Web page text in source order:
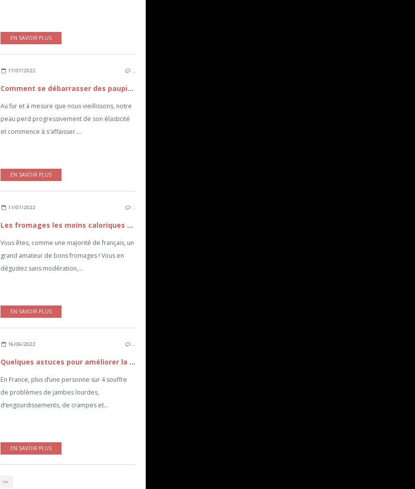
EN SAVOIR PLUS
17/07/2022 …
Comment se débarrasser des paupières tombantes ?
Au fur et à mesure que nous vieillissons, notre
peau perd progressivement de son élasticité
et commence à s'affaisser....
EN SAVOIR PLUS
11/07/2022 …
Les fromages les moins caloriques pour des repas healthy
Vous êtes, comme une majorité de français, un
grand amateur de bons fromages ! Vous en
dégustez sans modération,...
EN SAVOIR PLUS
16/06/2022 …
Quelques astuces pour améliorer la circulation veineuse
En France, plus d’une personne sur 4 souffre
de problèmes de jambes lourdes,
d’engourdissements, de crampes et...
EN SAVOIR PLUS
>>